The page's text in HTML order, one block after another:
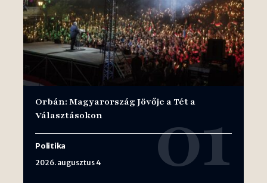
Orbán: Magyarország Jövője a Tét a
Választásokon
Politika
2026. augusztus 4